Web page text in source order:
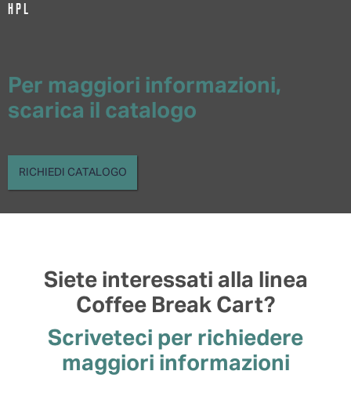
HPL
Per maggiori informazioni,
scarica il catalogo
RICHIEDI CATALOGO
Siete interessati alla linea
Coffee Break Cart?
Scriveteci per richiedere
maggiori informazioni